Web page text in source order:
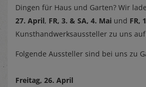
Dingen für Haus und Garten? Wir
27. April, FR, 3. & SA, 4. Mai und FR,
Kunsthandwerksaussteller zu uns
Folgende Aussteller sind bei uns zu
Freitag, 26. April